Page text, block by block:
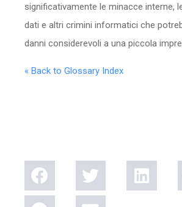
significativamente le minacce interne,
dati e altri crimini informatici che
danni considerevoli a una piccola
« Back to Glossary Index